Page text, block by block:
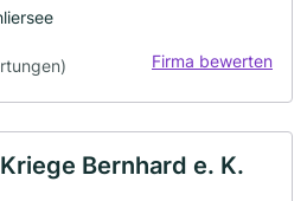
Firma bewerten
Bernhard e. K.